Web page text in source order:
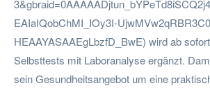
EAIaIQobChMI_IOy3I-
HEAAYASAAEgLbzfD_BwE) wird ab
Selbsttests mit Laboranalyse ergänzt.
sein Gesundheitsangebot um eine